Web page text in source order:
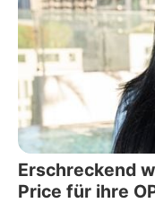
Erschreckend
Price für ihre